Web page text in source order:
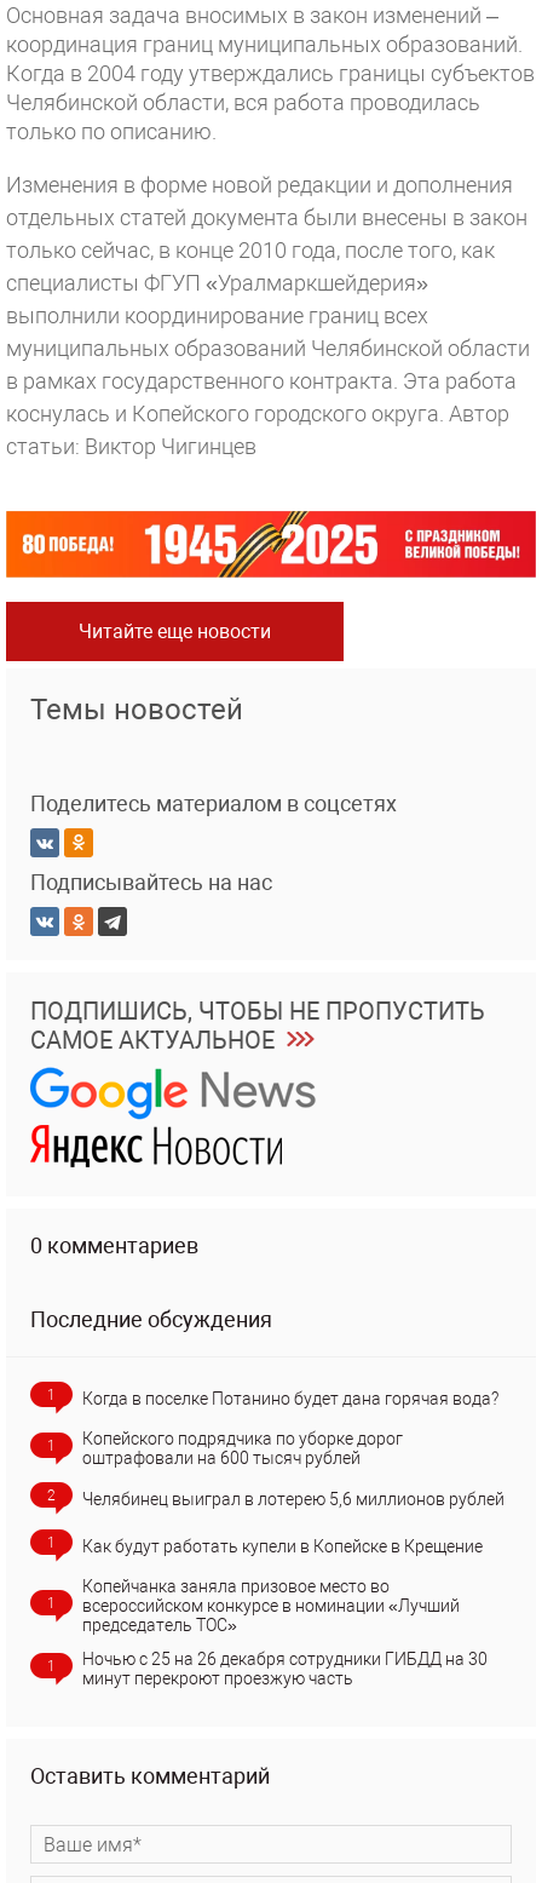
Основная задача вносимых в закон изменений –
координация границ муниципальных образований.
Когда в 2004 году утверждались границы субъектов
Челябинской области, вся работа проводилась
только по описанию.
Изменения в форме новой редакции и дополнения
отдельных статей документа были внесены в закон
только сейчас, в конце 2010 года, после того, как
специалисты ФГУП «Уралмаркшейдерия»
выполнили координирование границ всех
муниципальных образований Челябинской области
в рамках государственного контракта. Эта работа
коснулась и Копейского городского округа. Автор
статьи: Виктор Чигинцев
Читайте еще новости
Темы новостей
Поделитесь материалом в соцсетях
Подписывайтесь на нас
ПОДПИШИСЬ, ЧТОБЫ НЕ ПРОПУСТИТЬ
САМОЕ АКТУАЛЬНОЕ
0 комментариев
Последние обсуждения
1 Когда в поселке Потанино будет дана горячая вода?
1
Копейского подрядчика по уборке дорог
оштрафовали на 600 тысяч рублей
2 Челябинец выиграл в лотерею 5,6 миллионов рублей
1 Как будут работать купели в Копейске в Крещение
1
Копейчанка заняла призовое место во
всероссийском конкурсе в номинации «Лучший
председатель ТОС»
1
Ночью с 25 на 26 декабря сотрудники ГИБДД на 30
минут перекроют проезжую часть
Оставить комментарий